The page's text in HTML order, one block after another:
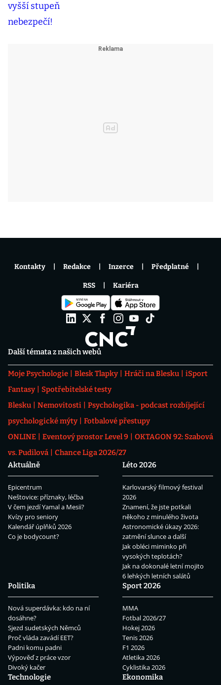
Další témata z našich webů
Moje Psychologie Blesk Tlapky Hráči na Blesku
iSport
Fantasy
Spotřebitelské testy
Blesku
Nemovitosti
Psychologika - podcast rozbíjející
psychologické mýty
Fotbalové přestupy
ONLINE
Eventový prostor Level 9
OKTAGON 92: Szabová
vs. Pudilová
Chance Liga 2026/27
Aktuálně
Epicentrum
Neštovice: příznaky, léčba
V čem jezdí Yamal a Mesii?
Kvízy pro seniory
Kalendář úplňků 2026
Co je bodycount?
Léto 2026
Karlovarský filmový festival
2026
Znamení, že jste potkali
někoho z minulého života
Astronomické úkazy 2026:
zatmění slunce a další
Jak obléci miminko při
vysokých teplotách?
Jak na dokonalé letní mojito
6 lehkých letních salátů
Politika
Nová superdávka: kdo na ní
dosáhne?
Sjezd sudetských Němců
Proč vláda zavádí EET?
Padni komu padni
Výpověď z práce vzor
Divoký kačer
Sport 2026
MMA
Fotbal 2026/27
Hokej 2026
Tenis 2026
F1 2026
Atletika 2026
Cyklistika 2026
Technologie
Ekonomika
Kontakty Redakce Inzerce Předplatné
RSS Kariéra